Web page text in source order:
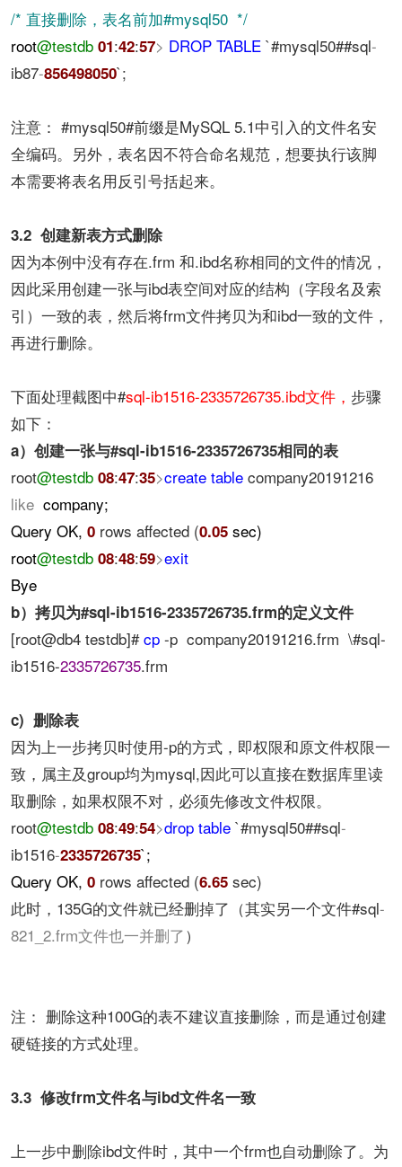
/* 直接删除，表名前加#mysql50 */
root@testdb 01:42:57> DROP TABLE `#mysql50##sql-
ib87-856498050`;
注意： #mysql50#前缀是MySQL 5.1中引入的文件名安
全编码。另外，表名因不符合命名规范，想要执行该脚
本需要将表名用反引号括起来。
3.2 创建新表方式删除
因为本例中没有存在.frm 和.ibd名称相同的文件的情况，
因此采用创建一张与ibd表空间对应的结构（字段名及索
引）一致的表，然后将frm文件拷贝为和ibd一致的文件，
再进行删除。
下面处理截图中#sql-ib1516-2335726735.ibd文件， 步骤
如下：
a）创建一张与#sql-ib1516-2335726735相同的表
root@testdb 08:47:35>create table company20191216
like company;
Query OK, 0 rows affected (0.05 sec)
root@testdb 08:48:59>exit
Bye
b）拷贝为#sql-ib1516-2335726735.frm的定义文件
[root@db4 testdb]#cp -p company20191216.frm \#sql-
ib1516-2335726735.frm
c) 删除表
因为上一步拷贝时使用-p的方式，即权限和原文件权限一
致，属主及group均为mysql,因此可以直接在数据库里读
取删除，如果权限不对，必须先修改文件权限。
root@testdb 08:49:54>drop table `#mysql50##sql-
ib1516-2335726735`;
Query OK, 0 rows affected (6.65 sec)
此时，135G的文件就已经删掉了（其实另一个文件#sql-
821_2.frm文件也一并删了）
注： 删除这种100G的表不建议直接删除，而是通过创建
硬链接的方式处理。
3.3 修改frm文件名与ibd文件名一致
上一步中删除ibd文件时，其中一个frm也自动删除了。为